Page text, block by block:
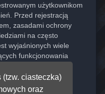
ciasteczka)
oraz
użytkownikom
Przed rejestracją
zasadami ochrony
na często
wyjaśnionych wiele
funkcjonowania
osobowych